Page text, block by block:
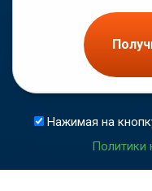
Нажимая на
Политики